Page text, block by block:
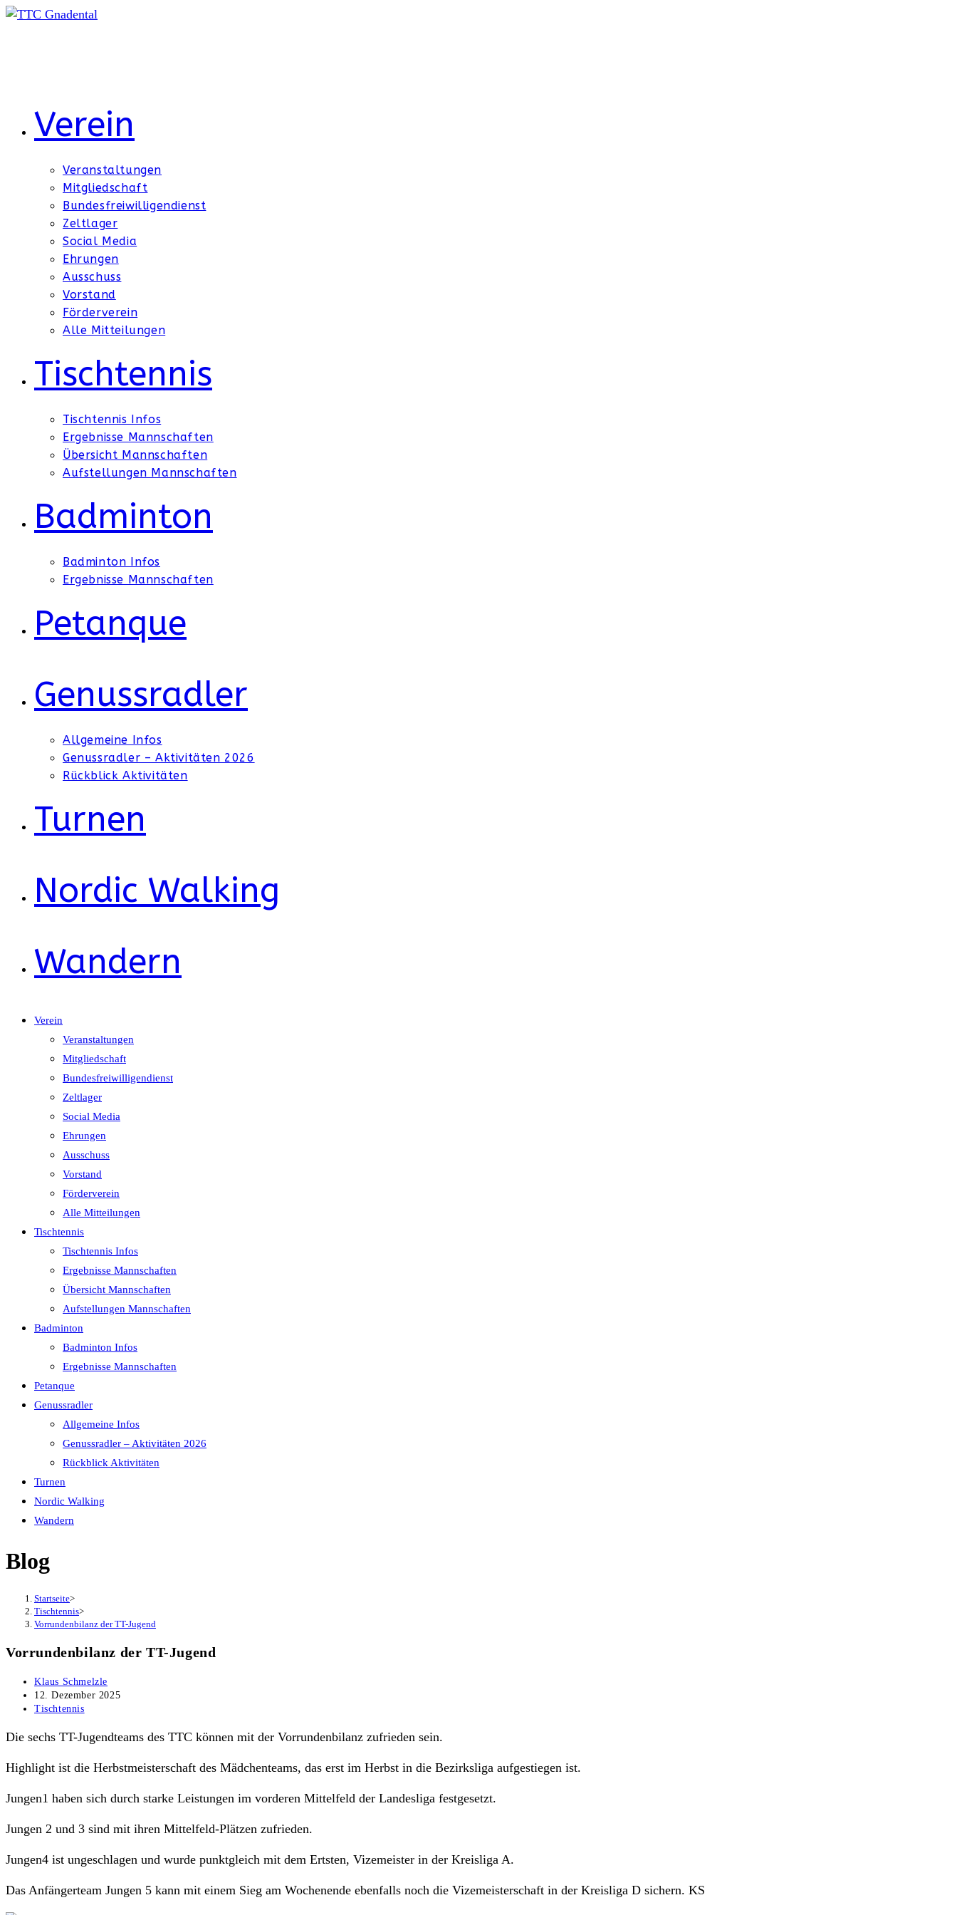
Zum
Verein
Veranstaltungen
Mitgliedschaft
Bundesfreiwilligendienst
Zeltlager
Social Media
Ehrungen
Ausschuss
Vorstand
Förderverein
Alle Mitteilungen
Tischtennis
Tischtennis Infos
Ergebnisse Mannschaften
Übersicht Mannschaften
Aufstellungen Mannschaften
Badminton
Badminton Infos
Ergebnisse Mannschaften
Petanque
Genussradler
Allgemeine Infos
Genussradler – Aktivitäten 2026
Rückblick Aktivitäten
Turnen
Nordic Walking
Wandern
Verein
Veranstaltungen
Mitgliedschaft
Bundesfreiwilligendienst
Zeltlager
Social Media
Ehrungen
Ausschuss
Vorstand
Förderverein
Alle Mitteilungen
Tischtennis
Tischtennis Infos
Ergebnisse Mannschaften
Übersicht Mannschaften
Aufstellungen Mannschaften
Badminton
Badminton Infos
Ergebnisse Mannschaften
Petanque
Genussradler
Allgemeine Infos
Genussradler – Aktivitäten 2026
Rückblick Aktivitäten
Turnen
Nordic Walking
Wandern
Blog
Startseite>
Tischtennis>
Vorrundenbilanz der TT-Jugend
Vorrundenbilanz der TT-Jugend
Beitrags-
Autor:
Klaus Schmelzle
Beitrag
veröffentlicht:
12. Dezember 2025
Beitrags-
Tischtennis
Die sechs TT-Jugendteams des TTC können mit der Vorrundenbilanz zufrieden sein.
Highlight ist die Herbstmeisterschaft des Mädchenteams, das erst im Herbst in die Bezirksliga aufgestiegen ist.
Jungen1 haben sich durch starke Leistungen im vorderen Mittelfeld der Landesliga festgesetzt.
Jungen 2 und 3 sind mit ihren Mittelfeld-Plätzen zufrieden.
Jungen4 ist ungeschlagen und wurde punktgleich mit dem Ertsten, Vizemeister in der Kreisliga A.
Das Anfängerteam Jungen 5 kann mit einem Sieg am Wochenende ebenfalls noch die Vizemeisterschaft in der Kreisliga D sichern. KS